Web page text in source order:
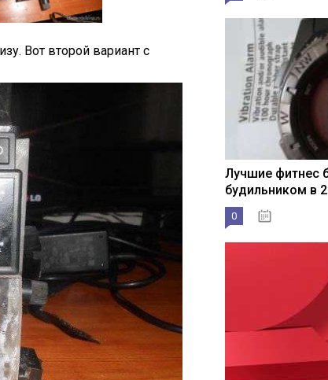
Вот второй вариант с
Лучшие фитнес
будильником в
0